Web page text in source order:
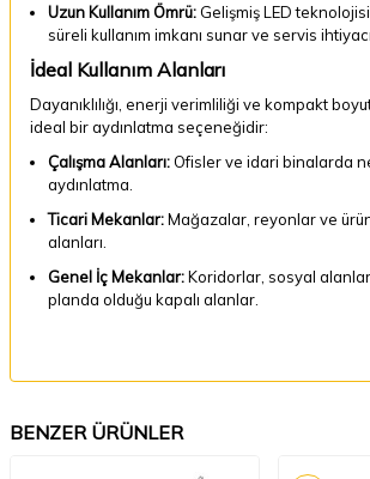
Uzun Kullanım Ömrü: Gelişmiş LED
süreli kullanım imkanı sunar ve servis
İdeal Kullanım Alanları
Dayanıklılığı, enerji verimliliği ve kompakt
ideal bir aydınlatma seçeneğidir:
Çalışma Alanları: Ofisler ve idari binalarda
aydınlatma.
Ticari Mekanlar:Mağazalar, reyonlar ve
alanları.
Genel İç Mekanlar:Koridorlar, sosyal
planda olduğu kapalı alanlar.
BENZER ÜRÜNLER